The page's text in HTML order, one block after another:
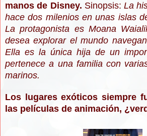
manos de Disney. Sinopsis:La
hace dos milenios en unas islas
La protagonista es Moana
desea explorar el mundo
Ella es la única hija de un
pertenece a una familia con
marinos.
Los lugares exóticos siempre
las películas de animación,